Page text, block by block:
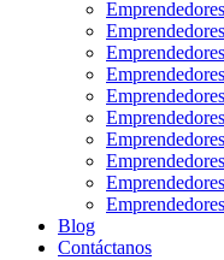
Blog
Contáctanos